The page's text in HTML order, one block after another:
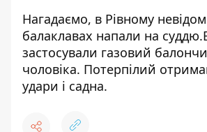
Нагадаємо, в Рівному
балаклавах напали на суддю
застосували газовий
чоловіка. Потерпілий
удари і садна.